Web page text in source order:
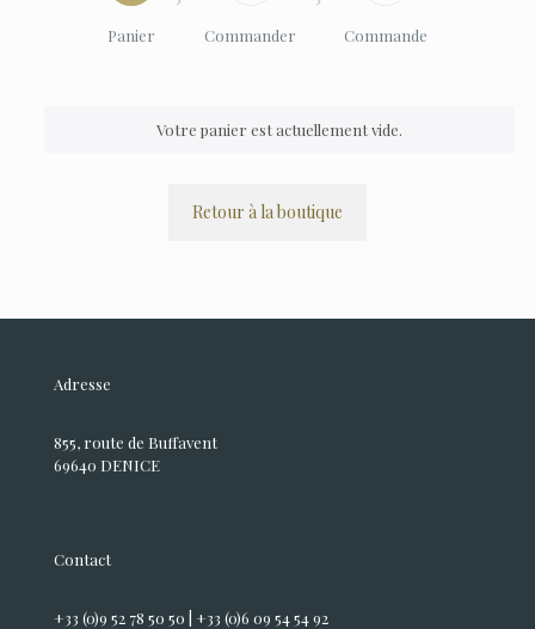
Panier Commander Commande
Votre panier est actuellement vide.
Retour à la boutique
Adresse
855, route de Buffavent
69640 DENICE
Contact
+33 (0)9 52 78 50 50 | +33 (0)6 09 54 54 92